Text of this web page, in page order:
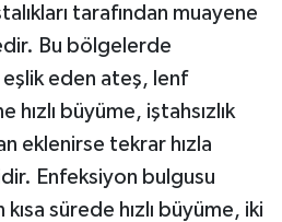
tarafından muayene
Bu bölgelerde
eşlik eden ateş, lenf
büyüme, iştahsızlık
eklenirse tekrar hızla
Enfeksiyon bulgusu
sürede hızlı büyüme, iki